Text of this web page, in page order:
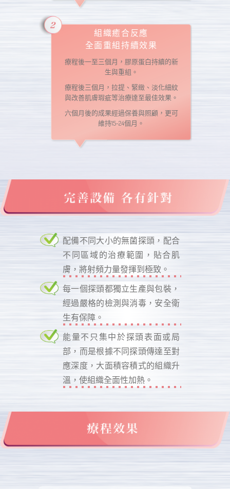
組織癒合反應
全面重組持續效果
療程後一至三個月，膠原蛋白持續的新
生與重組。
療程後三個月，拉提、緊緻、淡化細紋
與改善肌膚瑕疵等治療達至最佳效果。
六個月後的成果經過保養與照顧，更可
維持15-24個月。
配備不同大小的無菌探頭，配合
不同區域的治療範圍，貼合肌
膚，將射頻力量發揮到極致。
每一個探頭都獨立生產與包裝，
經過嚴格的檢測與消毒，安全衛
生有保障。
能量不只集中於探頭表面或局
部，而是根據不同探頭傳達至對
應深度，大面積容積式的組織升
溫，使組織全面性加熱。